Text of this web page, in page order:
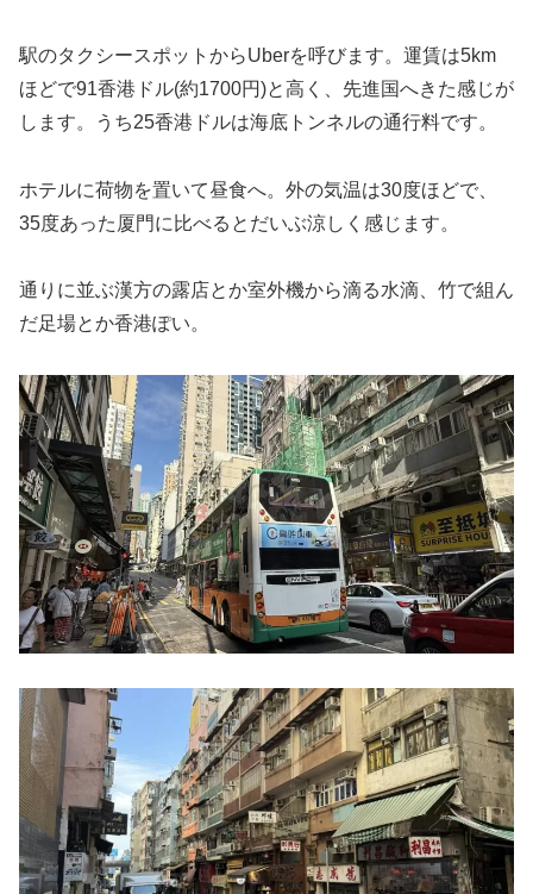
駅のタクシースポットからUberを呼びます。運賃は5km
ほどで91香港ドル(約1700円)と高く、先進国へきた感じが
します。うち25香港ドルは海底トンネルの通行料です。
ホテルに荷物を置いて昼食へ。外の気温は30度ほどで、
35度あった厦門に比べるとだいぶ涼しく感じます。
通りに並ぶ漢方の露店とか室外機から滴る水滴、竹で組ん
だ足場とか香港ぽい。